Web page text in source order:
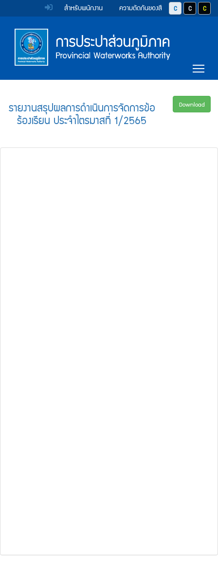
หน้า
แรก
(การ
ประปา
ส่วน
ภูมิภาค)
ไป
ยัง
เนื้อหา
(Skip
to
content)
ข้าม
เมนู
(Skip
Menu
สำหรับพนักงาน ความตัดกันของสี ปุ่มปรับสีตัวอักษร
ปุ่มปรับสีตั
ปุ่มป
ตรา
สัญลักษณ์
และ
ค่า
การ
ประปา
ส่วน
ภูมิภาค
ตรา
สัญลักษณ์
และ
ค่า
การ
ประปา
ส่วน
Main
Menu
รายงานสรุปผลการดำเนินการจัดการข้อ
ร้องเรียน ประจำไตรมาสที่ 1/2565
Download